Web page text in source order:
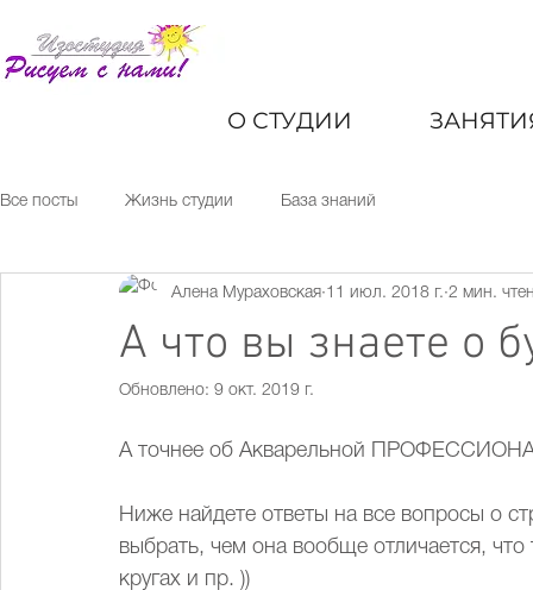
О СТУДИИ
Все посты Жизнь студии База знаний
А что вы знаете о
Алена Мураховская 11 июл. 2018 г. 2 мин.
Обновлено: 9 окт. 2019 г.
А точнее об Акварельной
Ниже найдете ответы на все вопросы о
выбрать, чем она вообще отличается,
кругах и пр. ))